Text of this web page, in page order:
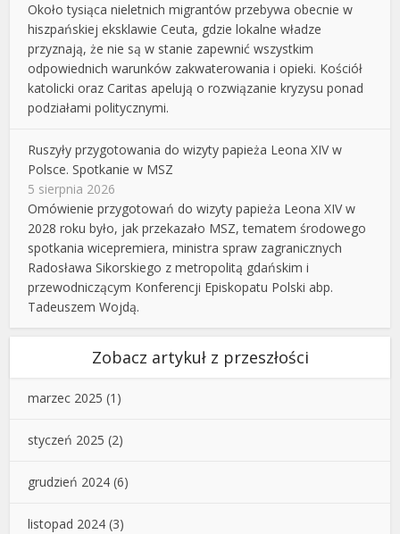
Około tysiąca nieletnich migrantów przebywa obecnie w
hiszpańskiej eksklawie Ceuta, gdzie lokalne władze
przyznają, że nie są w stanie zapewnić wszystkim
odpowiednich warunków zakwaterowania i opieki. Kościół
katolicki oraz Caritas apelują o rozwiązanie kryzysu ponad
podziałami politycznymi.
Ruszyły przygotowania do wizyty papieża Leona XIV w
Polsce. Spotkanie w MSZ
5 sierpnia 2026
Omówienie przygotowań do wizyty papieża Leona XIV w
2028 roku było, jak przekazało MSZ, tematem środowego
spotkania wicepremiera, ministra spraw zagranicznych
Radosława Sikorskiego z metropolitą gdańskim i
przewodniczącym Konferencji Episkopatu Polski abp.
Tadeuszem Wojdą.
Zobacz artykuł z przeszłości
marzec 2025 (1)
styczeń 2025 (2)
grudzień 2024 (6)
listopad 2024 (3)